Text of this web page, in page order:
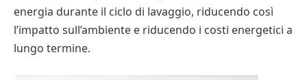
energia durante il ciclo di lavaggio, riducendo così
l’impatto sull’ambiente e riducendo i costi energetici a
lungo termine.